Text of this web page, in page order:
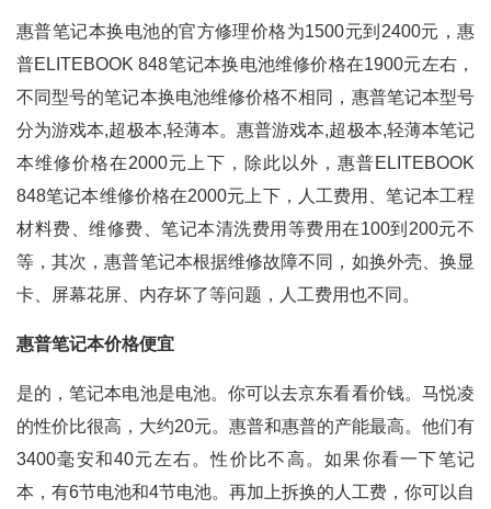
惠普笔记本换电池的官方修理价格为1500元到2400元，惠
普ELITEBOOK 848笔记本换电池维修价格在1900元左右，
不同型号的笔记本换电池维修价格不相同，惠普笔记本型号
分为游戏本,超极本,轻薄本。惠普游戏本,超极本,轻薄本笔记
本维修价格在2000元上下，除此以外，惠普ELITEBOOK
848笔记本维修价格在2000元上下，人工费用、笔记本工程
材料费、维修费、笔记本清洗费用等费用在100到200元不
等，其次，惠普笔记本根据维修故障不同，如换外壳、换显
卡、屏幕花屏、内存坏了等问题，人工费用也不同。
惠普笔记本价格便宜
是的，笔记本电池是电池。你可以去京东看看价钱。马悦凌
的性价比很高，大约20元。惠普和惠普的产能最高。他们有
3400毫安和40元左右。性价比不高。如果你看一下笔记
本，有6节电池和4节电池。再加上拆换的人工费，你可以自